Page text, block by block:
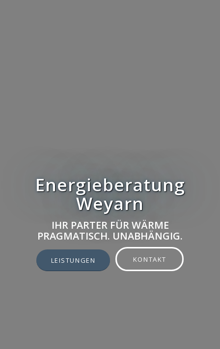
Energieberatung
Weyarn
IHR PARTER FÜR WÄRME
PRAGMATISCH. UNABHÄNGIG.
LEISTUNGEN KONTAKT